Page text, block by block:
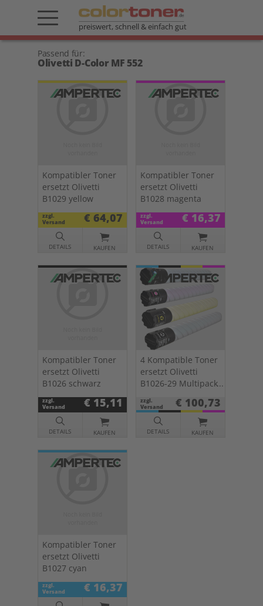
preiswert, schnell & einfach gut
Passend für:
Olivetti D-Color MF 552
Kompatibler Toner
ersetzt Olivetti
B1029 yellow
zzgl.
Versand
€ 64,07
DETAILS KAUFEN
Kompatibler Toner
ersetzt Olivetti
B1028 magenta
zzgl.
Versand
€ 16,37
DETAILS KAUFEN
Kompatibler Toner
ersetzt Olivetti
B1026 schwarz
zzgl.
Versand
€ 15,11
DETAILS KAUFEN
4 Kompatible Toner
ersetzt Olivetti
B1026-29 Multipack
zzgl.
Versand
€ 100,73
DETAILS KAUFEN
Kompatibler Toner
ersetzt Olivetti
B1027 cyan
zzgl.
Versand
€ 16,37